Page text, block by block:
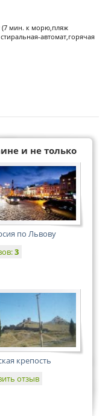
(7 мин. к морю,пляж
автомат,горячая
и не только
по Львову
3
крепость
отзыв